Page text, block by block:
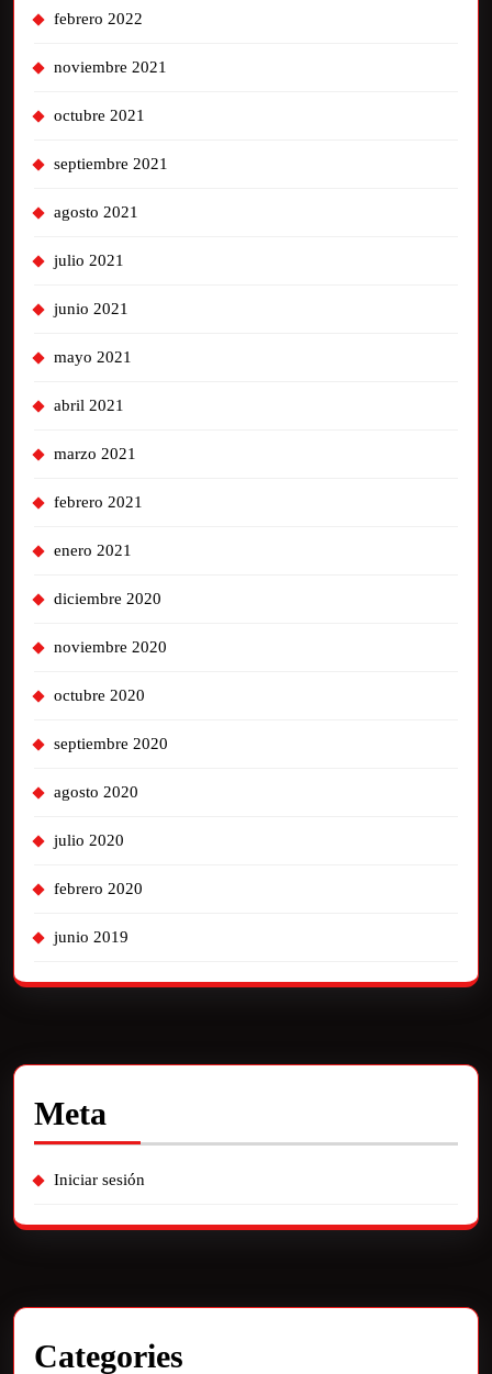
febrero 2022
noviembre 2021
octubre 2021
septiembre 2021
agosto 2021
julio 2021
junio 2021
mayo 2021
abril 2021
marzo 2021
febrero 2021
enero 2021
diciembre 2020
noviembre 2020
octubre 2020
septiembre 2020
agosto 2020
julio 2020
febrero 2020
junio 2019
Meta
Iniciar sesión
Categories